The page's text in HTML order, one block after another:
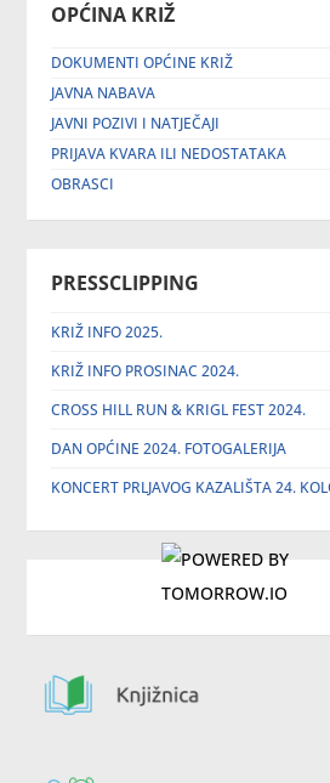
OPĆINA KRIŽ
DOKUMENTI OPĆINE KRIŽ
JAVNA NABAVA
JAVNI POZIVI I NATJEČAJI
PRIJAVA KVARA ILI NEDOSTATAKA
OBRASCI
PRESSCLIPPING
KRIŽ INFO 2025.
KRIŽ INFO PROSINAC 2024.
CROSS HILL RUN & KRIGL FEST 2024.
DAN OPĆINE 2024. FOTOGALERIJA
KONCERT PRLJAVOG KAZALIŠTA 24.